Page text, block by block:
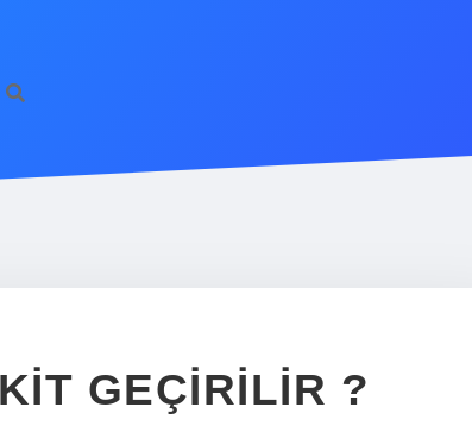
GEÇIRILIR ?